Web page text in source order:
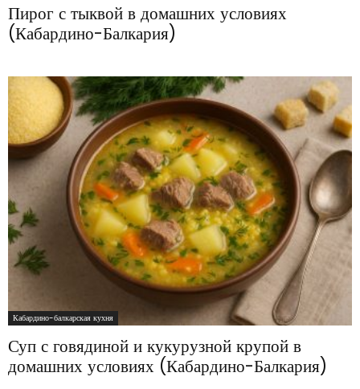
Пирог с тыквой в домашних условиях
(Кабардино-Балкария)
Кабардино-балкарская кухня
Суп с говядиной и кукурузной крупой в
домашних условиях (Кабардино-Балкария)